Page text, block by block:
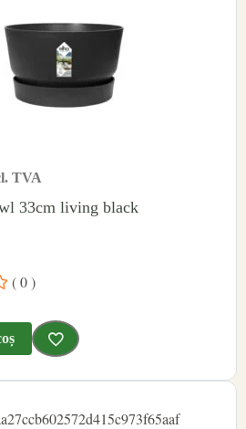
TVA
33cm living black
( 0 )